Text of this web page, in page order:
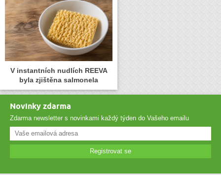
V instantních nudlích REEVA
byla zjištěna salmonela
Novinky zdarma
Zdarma newsletter s novinkami každý týden do Vašeho emailu
Registrovat se